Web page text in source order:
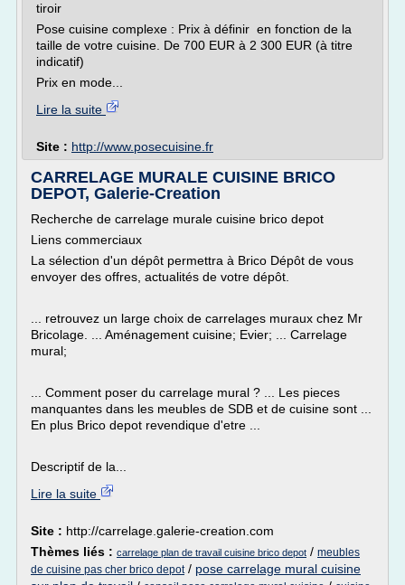
tiroir
Pose cuisine complexe : Prix à définir en fonction de la
taille de votre cuisine. De 700 EUR à 2 300 EUR (à titre
indicatif)
Prix en mode...
Lire la suite
Site : http://www.posecuisine.fr
CARRELAGE MURALE CUISINE BRICO
DEPOT, Galerie-Creation
Recherche de carrelage murale cuisine brico depot
Liens commerciaux
La sélection d'un dépôt permettra à Brico Dépôt de vous
envoyer des offres, actualités de votre dépôt.
... retrouvez un large choix de carrelages muraux chez Mr
Bricolage. ... Aménagement cuisine; Evier; ... Carrelage
mural;
... Comment poser du carrelage mural ? ... Les pieces
manquantes dans les meubles de SDB et de cuisine sont ...
En plus Brico depot revendique d'etre ...
Descriptif de la...
Lire la suite
Site : http://carrelage.galerie-creation.com
Thèmes liés : carrelage plan de travail cuisine brico depot / meubles
de cuisine pas cher brico depot/ pose carrelage mural cuisine